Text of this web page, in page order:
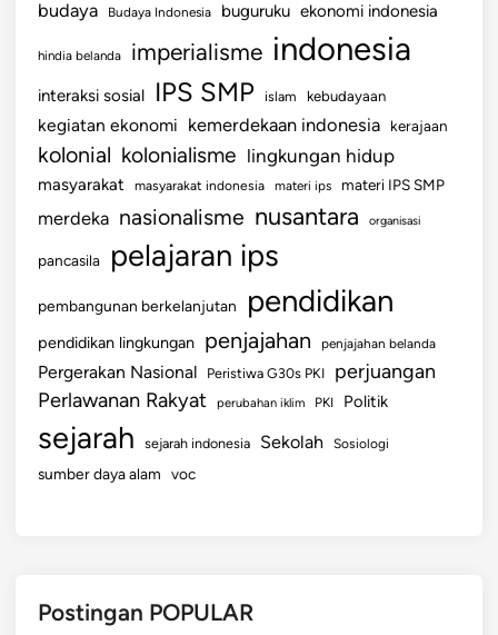
budaya Budaya Indonesia buguruku ekonomi indonesia
hindia belanda imperialisme indonesia
interaksi sosial IPS SMP islam kebudayaan
kegiatan ekonomi kemerdekaan indonesia kerajaan
kolonial kolonialisme lingkungan hidup
masyarakat masyarakat indonesia materi ips materi IPS SMP
merdeka nasionalisme nusantara organisasi
pancasila pelajaran ips
pembangunan berkelanjutan pendidikan
pendidikan lingkungan penjajahan penjajahan belanda
Pergerakan Nasional Peristiwa G30s PKI perjuangan
Perlawanan Rakyat perubahan iklim PKI Politik
sejarah sejarah indonesia Sekolah Sosiologi
sumber daya alam voc
Postingan POPULAR